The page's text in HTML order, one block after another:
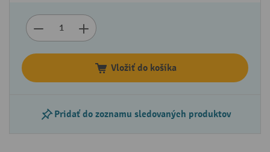
Vložiť do košíka
Pridať do zoznamu sledovaných produktov